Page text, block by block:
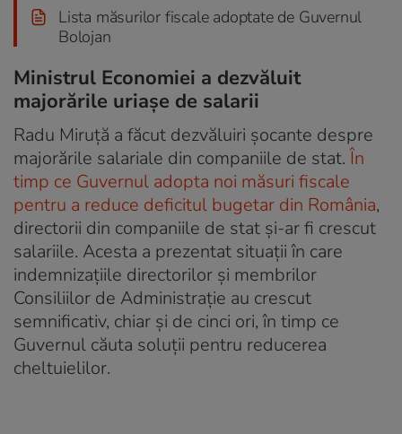
Lista măsurilor fiscale adoptate de Guvernul
Bolojan
Ministrul Economiei a dezvăluit
majorările uriașe de salarii
Radu Miruță a făcut dezvăluiri șocante despre
majorările salariale din companiile de stat.În
timp ce Guvernul adopta noi măsuri fiscale
pentru a reduce deficitul bugetar din România,
directorii din companiile de stat și-ar fi crescut
salariile. Acesta a prezentat situații în care
indemnizațiile directorilor și membrilor
Consiliilor de Administrație au crescut
semnificativ, chiar și de cinci ori, în timp ce
Guvernul căuta soluții pentru reducerea
cheltuielilor.